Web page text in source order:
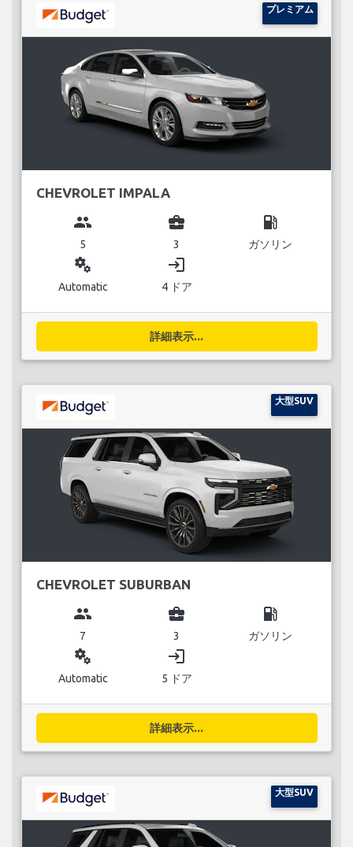
プレミアム
CHEVROLET IMPALA
group
5
business_center
3
local_gas_station
ガソリン
miscellaneous_services
Automatic
login
4 ドア
詳細表示...
大型SUV
CHEVROLET SUBURBAN
group
7
business_center
3
local_gas_station
ガソリン
miscellaneous_services
Automatic
login
5 ドア
詳細表示...
大型SUV